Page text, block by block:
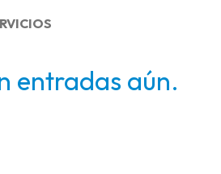
entradas aún.